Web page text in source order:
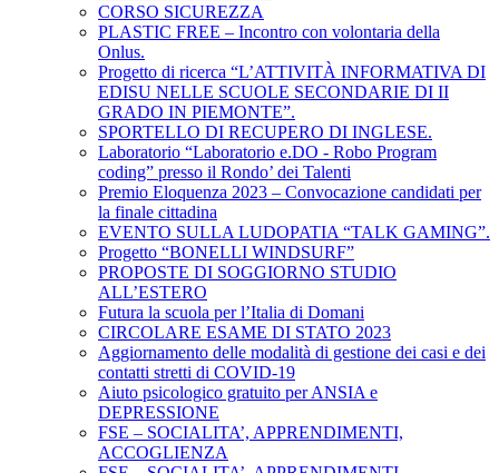
CORSO SICUREZZA
PLASTIC FREE – Incontro con volontaria della
Onlus.
Progetto di ricerca “L’ATTIVITÀ INFORMATIVA DI
EDISU NELLE SCUOLE SECONDARIE DI II
GRADO IN PIEMONTE”.
SPORTELLO DI RECUPERO DI INGLESE.
Laboratorio “Laboratorio e.DO - Robo Program
coding” presso il Rondo’ dei Talenti
Premio Eloquenza 2023 – Convocazione candidati per
la finale cittadina
EVENTO SULLA LUDOPATIA “TALK GAMING”.
Progetto “BONELLI WINDSURF”
PROPOSTE DI SOGGIORNO STUDIO
ALL’ESTERO
Futura la scuola per l’Italia di Domani
CIRCOLARE ESAME DI STATO 2023
Aggiornamento delle modalità di gestione dei casi e dei
contatti stretti di COVID-19
Aiuto psicologico gratuito per ANSIA e
DEPRESSIONE
FSE – SOCIALITA’, APPRENDIMENTI,
ACCOGLIENZA